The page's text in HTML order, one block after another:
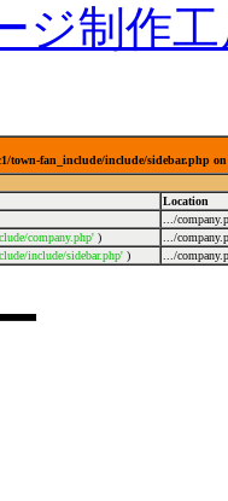
ジ制作
town-fan_include/include/sidebar.php
Location
.../
company.php' )
.../
include/sidebar.php' ) .../